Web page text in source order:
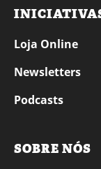
Loja Online
Newsletters
Podcasts
SOBRE NÓS